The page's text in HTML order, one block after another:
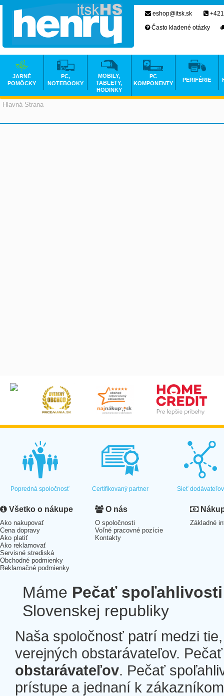
Hlavná Strana
eshop@itsk.sk
Často kladené otázky
JARNÉ
POMÔCKY
PC,
NOTEBOOKY
MOBILY,
TABLETY,
HODINKY
PC
KOMPONENTY
PERIFÉRIE
Popredná spoločnosť Certifikovaný partner Sieť dodávateľov
Všetko o nákupe
Ako nakupovať
Cena dopravy
Ako platiť
Ako reklamovať
Servisné strediská
Obchodné podmienky
Reklamačné podmienky
O nás
O spoločnosti
Voľné pracovné pozície
Kontakty
Základné
Máme Pečať spoľahlivosti
Slovenskej republiky
Naša spoločnosť patrí medzi
verejných obstarávateľov.
obstarávateľov. Pečať
prístupe a jednaní k